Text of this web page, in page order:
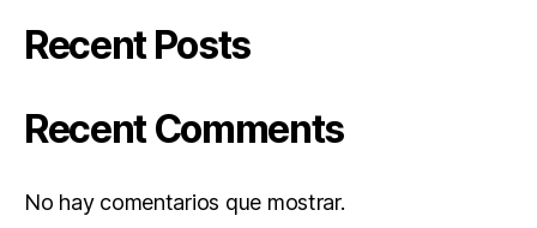
Recent Posts
Recent Comments
No hay comentarios que mostrar.